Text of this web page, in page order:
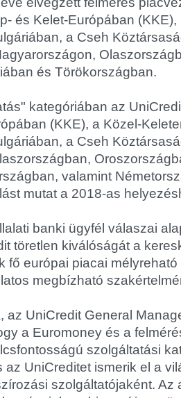
és Kelet-Európában (KKE),
a Cseh
és Törökországban.
kategóriában az
(KKE), a Közel-
a Cseh
valamint
mutat a 2018-as
banki ügyfél válaszai
töretlen kiválóságát a
fő európai piacai
megbízható
az UniCredit General
a Euromoney és a
szolgáltatási
az UniCreditet ismerik el a
szolgáltatójaként. Az